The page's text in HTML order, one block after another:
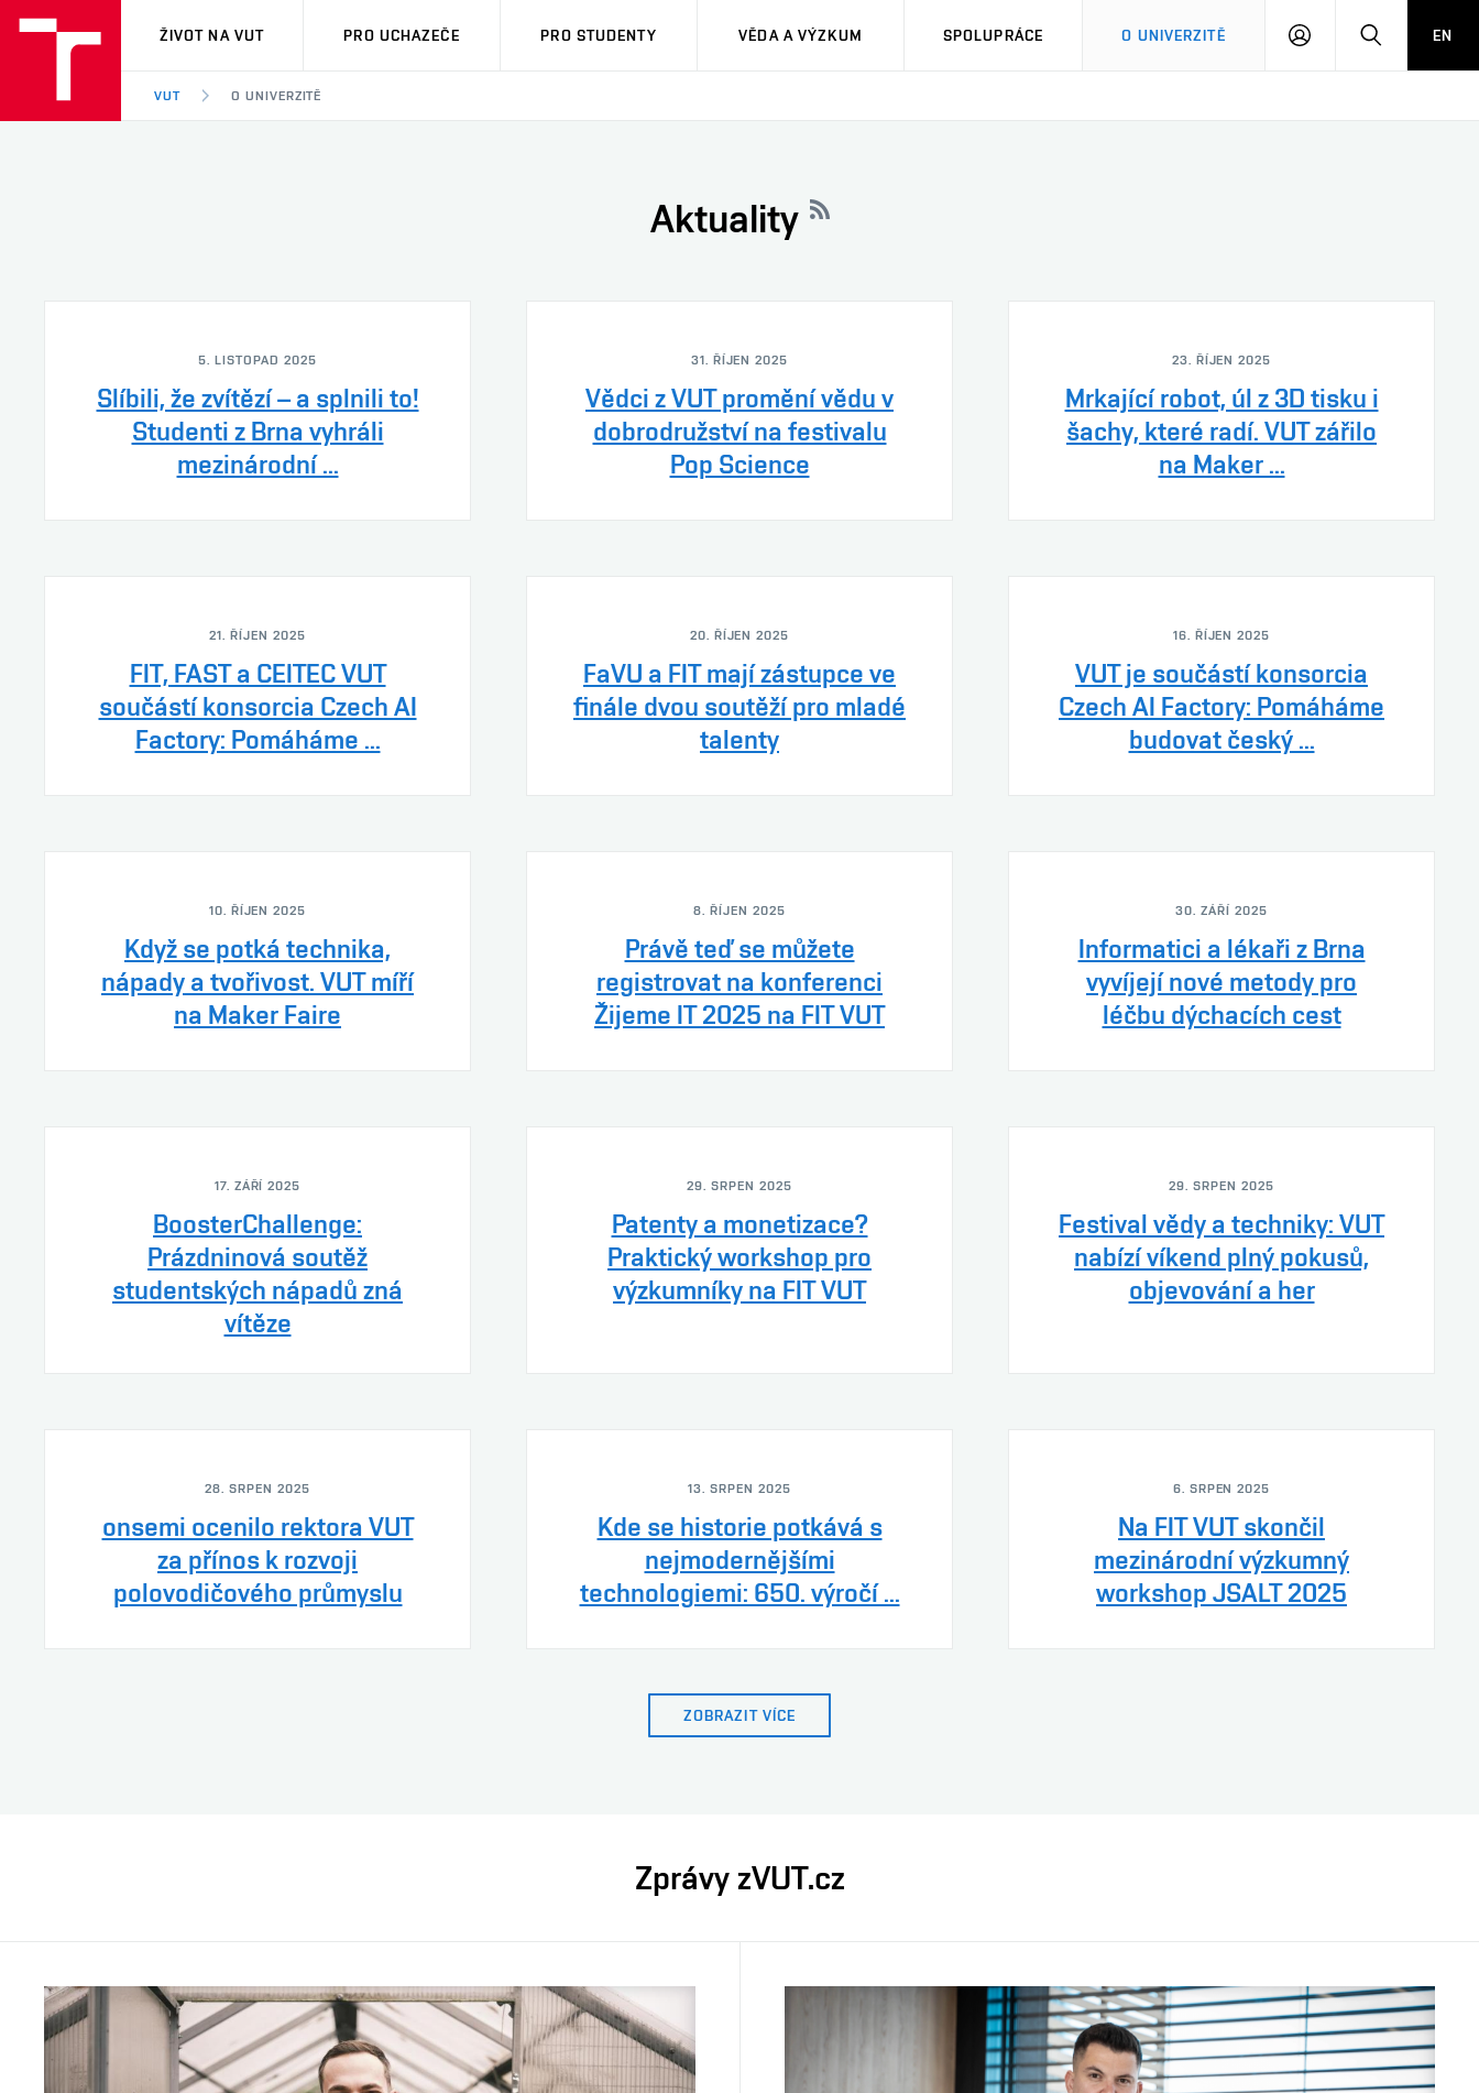
VUT
ŽIVOT NA VUT PRO UCHAZEČE PRO STUDENTY VĚDA A VÝZKUM SPOLUPRÁCE O UNIVERZITĚ
PŘIHLÁSIT HLEDATEN
VUT O UNIVERZITĚ
Aktuality
5. LISTOPAD 2025
Slíbili, že zvítězí – a splnili to!
Studenti z Brna vyhráli
mezinárodní ...
31. ŘÍJEN 2025
Vědci z VUT promění vědu v
dobrodružství na festivalu
Pop Science
23. ŘÍJEN 2025
Mrkající robot, úl z 3D tisku i
šachy, které radí. VUT zářilo
na Maker ...
21. ŘÍJEN 2025
FIT, FAST a CEITEC VUT
součástí konsorcia Czech AI
Factory: Pomáháme ...
20. ŘÍJEN 2025
FaVU a FIT mají zástupce ve
finále dvou soutěží pro mladé
talenty
16. ŘÍJEN 2025
VUT je součástí konsorcia
Czech AI Factory: Pomáháme
budovat český ...
10. ŘÍJEN 2025
Když se potká technika,
nápady a tvořivost. VUT míří
na Maker Faire
8. ŘÍJEN 2025
Právě teď se můžete
registrovat na konferenci
Žijeme IT 2025 na FIT VUT
30. ZÁŘÍ 2025
Informatici a lékaři z Brna
vyvíjejí nové metody pro
léčbu dýchacích cest
17. ZÁŘÍ 2025
BoosterChallenge:
Prázdninová soutěž
studentských nápadů zná
vítěze
29. SRPEN 2025
Patenty a monetizace?
Praktický workshop pro
výzkumníky na FIT VUT
29. SRPEN 2025
Festival vědy a techniky: VUT
nabízí víkend plný pokusů,
objevování a her
28. SRPEN 2025
onsemi ocenilo rektora VUT
za přínos k rozvoji
polovodičového průmyslu
13. SRPEN 2025
Kde se historie potkává s
nejmodernějšími
technologiemi: 650. výročí ...
6. SRPEN 2025
Na FIT VUT skončil
mezinárodní výzkumný
workshop JSALT 2025
ZOBRAZIT VÍCE
Zprávy zVUT.cz